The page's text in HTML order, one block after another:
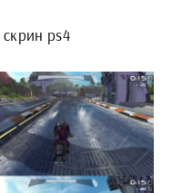
ps4